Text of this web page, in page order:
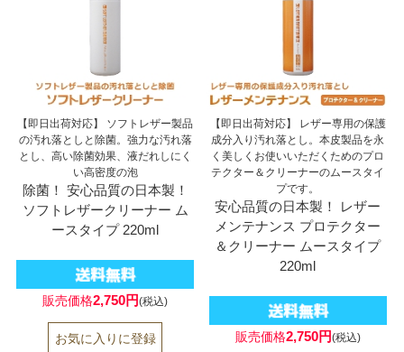
【即日出荷対応】 ソフトレザー製品
の汚れ落としと除菌。強力な汚れ落
とし、高い除菌効果、液だれしにく
い高密度の泡
除菌！ 安心品質の日本製！
ソフトレザークリーナー ム
ースタイプ 220ml
販売価格2,750円(税込)
【即日出荷対応】 レザー専用の保護
成分入り汚れ落とし。本皮製品を永
く美しくお使いいただくためのプロ
テクター＆クリーナーのムースタイ
プです。
安心品質の日本製！ レザー
メンテナンス プロテクター
＆クリーナー ムースタイプ
220ml
販売価格2,750円(税込)